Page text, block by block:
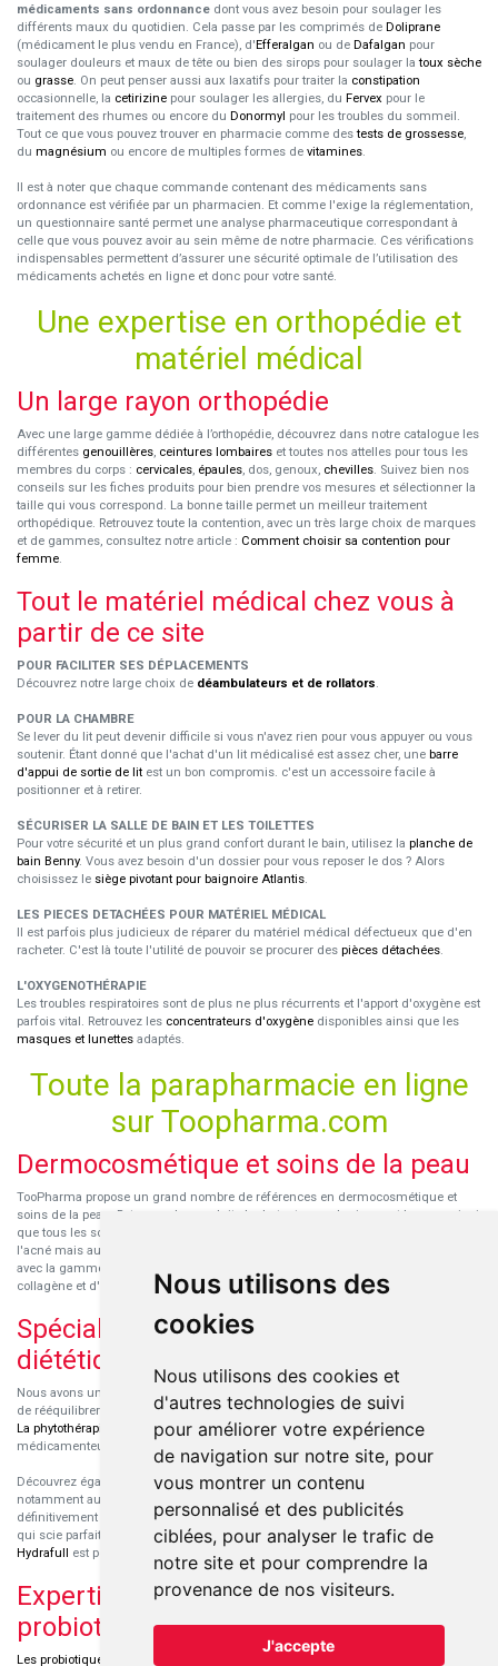
Nous utilisons des
cookies
Nous utilisons des cookies et
d'autres technologies de suivi
pour améliorer votre expérience
de navigation sur notre site, pour
vous montrer un contenu
personnalisé et des publicités
ciblées, pour analyser le trafic de
notre site et pour comprendre la
provenance de nos visiteurs.
J'accepte
médicaments sans ordonnance dont vous avez besoin pour soulager les
différents maux du quotidien. Cela passe par les comprimés de Doliprane
(médicament le plus vendu en France), d'Efferalgan ou de Dafalgan pour
soulager douleurs et maux de tête ou bien des sirops pour soulager latoux sèche
ou grasse. On peut penser aussi aux laxatifs pour traiter la constipation
occasionnelle, la cetirizine pour soulager les allergies, du Fervex pour le
traitement des rhumes ou encore du Donormyl pour les troubles du sommeil.
Tout ce que vous pouvez trouver en pharmacie comme destests de grossesse,
du magnésium ou encore de multiples formes de vitamines.
Il est à noter que chaque commande contenant des médicaments sans
ordonnance est vérifiée par un pharmacien. Et comme l'exige la réglementation,
un questionnaire santé permet une analyse pharmaceutique correspondant à
celle que vous pouvez avoir au sein même de notre pharmacie. Ces vérifications
indispensables permettent d’assurer une sécurité optimale de l’utilisation des
médicaments achetés en ligne et donc pour votre santé.
Une expertise en orthopédie et
matériel médical
Un large rayon orthopédie
Avec une large gamme dédiée à l’orthopédie, découvrez dans notre catalogue les
différentes genouillères, ceintures lombaires et toutes nos attelles pour tous les
membres du corps : cervicales, épaules, dos, genoux, chevilles. Suivez bien nos
conseils sur les fiches produits pour bien prendre vos mesures et sélectionner la
taille qui vous correspond. La bonne taille permet un meilleur traitement
orthopédique. Retrouvez toute la contention, avec un très large choix de marques
et de gammes, consultez notre article : Comment choisir sa contention pour
femme.
Tout le matériel médical chez vous à
partir de ce site
POUR FACILITER SES DÉPLACEMENTS
Découvrez notre large choix de déambulateurs et de rollators.
POUR LA CHAMBRE
Se lever du lit peut devenir difficile si vous n'avez rien pour vous appuyer ou vous
soutenir. Étant donné que l'achat d'un lit médicalisé est assez cher, une barre
d'appui de sortie de lit est un bon compromis. c'est un accessoire facile à
positionner et à retirer.
SÉCURISER LA SALLE DE BAIN ET LES TOILETTES
Pour votre sécurité et un plus grand confort durant le bain, utilisez la planche de
bain Benny. Vous avez besoin d'un dossier pour vous reposer le dos ? Alors
choisissez le siège pivotant pour baignoire Atlantis.
LES PIECES DETACHÉES POUR MATÉRIEL MÉDICAL
Il est parfois plus judicieux de réparer du matériel médical défectueux que d'en
racheter. C'est là toute l'utilité de pouvoir se procurer des pièces détachées.
L'OXYGENOTHÉRAPIE
Les troubles respiratoires sont de plus ne plus récurrents et l'apport d'oxygène est
parfois vital. Retrouvez les concentrateurs d'oxygène disponibles ainsi que les
masques et lunettes adaptés.
Toute la parapharmacie en ligne
sur Toopharma.com
Dermocosmétique et soins de la peau
TooPharma propose un grand nombre de références en dermocosmétique et
soins de la peau. Retrouvez les produits hydratants pour le visage et le corps ainsi
que tous les soins pour peaux sensibles ou à tendance atopique, les soins pour
l'acné mais aussi des démaquillants. Découvrez nos nouvelles références SVR
avec la gamme anti-âge pour les peaux encore jeunes
collagène et d'acide hyaluronique.
Spécialisation en micronutrition et
diététique
Nous avons un engouement particulier pour la micronutrition qui permet souvent
de rééquilibrer des carences ou d'améliorer des troubles métaboliques mineurs.
La phytothérapie
l'aromathérapiesont souvent complémentaires de traitements
médicamenteux lorsqu'ils sont bien conseillés.
Découvrez également les protéines et les produits de nutrition sportive,
notamment au sein de la gamme française
Eric Favre
. Cette gamme est
définitivement axée sur le choix qualitatif des ingrédients et sur une formulation
qui scie parfaitement aux besoins de chaque sportif. La gamme hydratation
Hydrafull est pensée pour une hydratation maximale.
Expertise dans le domaine des
probiotiques
Les probiotiques font parti des découvertes médicales majeures dans l'arsenal